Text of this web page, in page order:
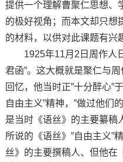
提供一个理解曹聚仁思想、
的极好视角；而本文却只想
的材料，以供对此课题有兴
1925年11月2日周作人日
君函”。这大概就是聚仁与
回忆，他当时正”十分醉心”
自由主义”精神，”做过他们
是当时《语丝》的主要纂稿
所说的《语丝》”自由主义”
丝》的主要撰稿人、但他在